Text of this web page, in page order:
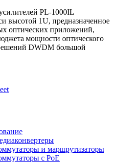
PL-1000IL
высотой 1U, предназначенное
оптических приложений,
мощности оптического
DWDM большой
и маршрутизаторы
с PoE